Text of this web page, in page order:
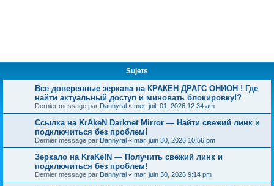
Sujets
Все доверенные зеркала на КРАКЕН ДРАГС ОНИОН ! Где
найти актуальный доступ и миновать блокировку!?
Dernier message par Dannyral « mer. juil. 01, 2026 12:34 am
Ссылка на KrAkeN Darknet Mirror — Найти свежий линк и
подключиться без проблем!
Dernier message par Dannyral « mar. juin 30, 2026 10:56 pm
Зеркало на KraKe!N — Получить свежий линк и
подключиться без проблем!
Dernier message par Dannyral « mar. juin 30, 2026 9:14 pm